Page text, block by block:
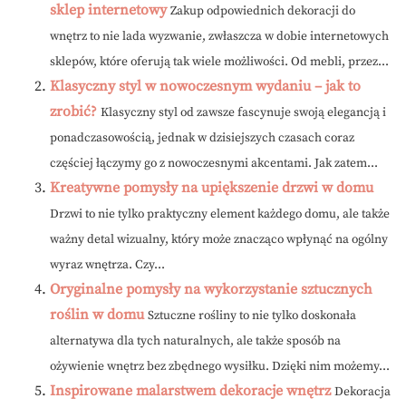
sklep internetowy Zakup odpowiednich dekoracji do
wnętrz to nie lada wyzwanie, zwłaszcza w dobie internetowych
sklepów, które oferują tak wiele możliwości. Od mebli, przez...
Klasyczny styl w nowoczesnym wydaniu – jak to
zrobić? Klasyczny styl od zawsze fascynuje swoją elegancją i
ponadczasowością, jednak w dzisiejszych czasach coraz
częściej łączymy go z nowoczesnymi akcentami. Jak zatem...
Kreatywne pomysły na upiększenie drzwi w domu
Drzwi to nie tylko praktyczny element każdego domu, ale także
ważny detal wizualny, który może znacząco wpłynąć na ogólny
wyraz wnętrza. Czy...
Oryginalne pomysły na wykorzystanie sztucznych
roślin w domu Sztuczne rośliny to nie tylko doskonała
alternatywa dla tych naturalnych, ale także sposób na
ożywienie wnętrz bez zbędnego wysiłku. Dzięki nim możemy...
Inspirowane malarstwem dekoracje wnętrz Dekoracja